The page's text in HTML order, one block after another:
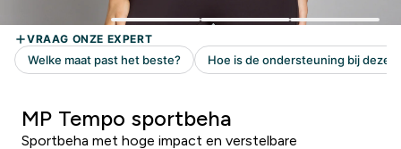
MP Tempo sportbeha
Sportbeha met hoge impact en verstelbare